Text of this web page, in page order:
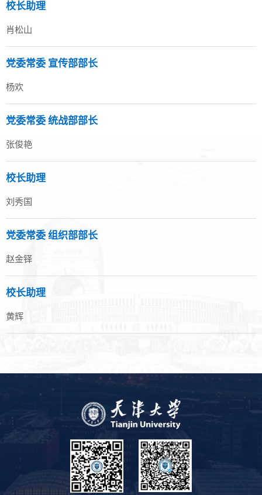
校长助理
肖松山
党委常委 宣传部部长
杨欢
党委常委 统战部部长
张俊艳
校长助理
刘秀国
党委常委 组织部部长
赵金铎
校长助理
黄辉